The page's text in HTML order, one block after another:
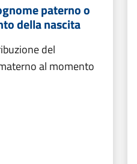
paterno o
della nascita
del
al momento